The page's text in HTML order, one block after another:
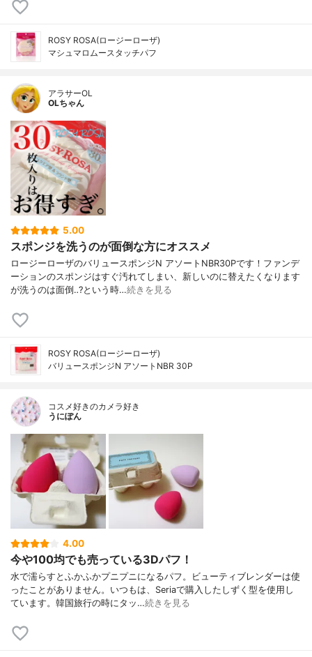
ROSY ROSA(ロージーローザ)
マシュマロムースタッチパフ
アラサーOL
OLちゃん
5.00
スポンジを洗うのが面倒な方にオススメ
ロージーローザのバリュースポンジN アソートNBR30Pです！ファンデ
ーションのスポンジはすぐ汚れてしまい、新しいのに替えたくなります
が洗うのは面倒‥?という時…続きを見る
ROSY ROSA(ロージーローザ)
バリュースポンジN アソートNBR 30P
コスメ好きのカメラ好き
うにぽん
4.00
今や100均でも売っている3Dパフ！
水で濡らすとふかふかプニプニになるパフ。ビューティブレンダーは使
ったことがありません。いつもは、Seriaで購入したしずく型を使用し
ています。韓国旅行の時にタッ…続きを見る